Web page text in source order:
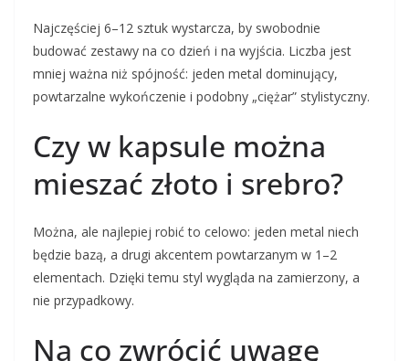
Najczęściej 6–12 sztuk wystarcza, by swobodnie
budować zestawy na co dzień i na wyjścia. Liczba jest
mniej ważna niż spójność: jeden metal dominujący,
powtarzalne wykończenie i podobny „ciężar” stylistyczny.
Czy w kapsule można
mieszać złoto i srebro?
Można, ale najlepiej robić to celowo: jeden metal niech
będzie bazą, a drugi akcentem powtarzanym w 1–2
elementach. Dzięki temu styl wygląda na zamierzony, a
nie przypadkowy.
Na co zwrócić uwagę